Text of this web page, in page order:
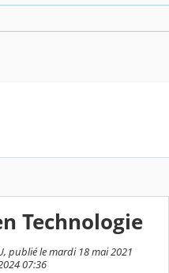
Technologie
publié le mardi 18 mai 2021
07:36